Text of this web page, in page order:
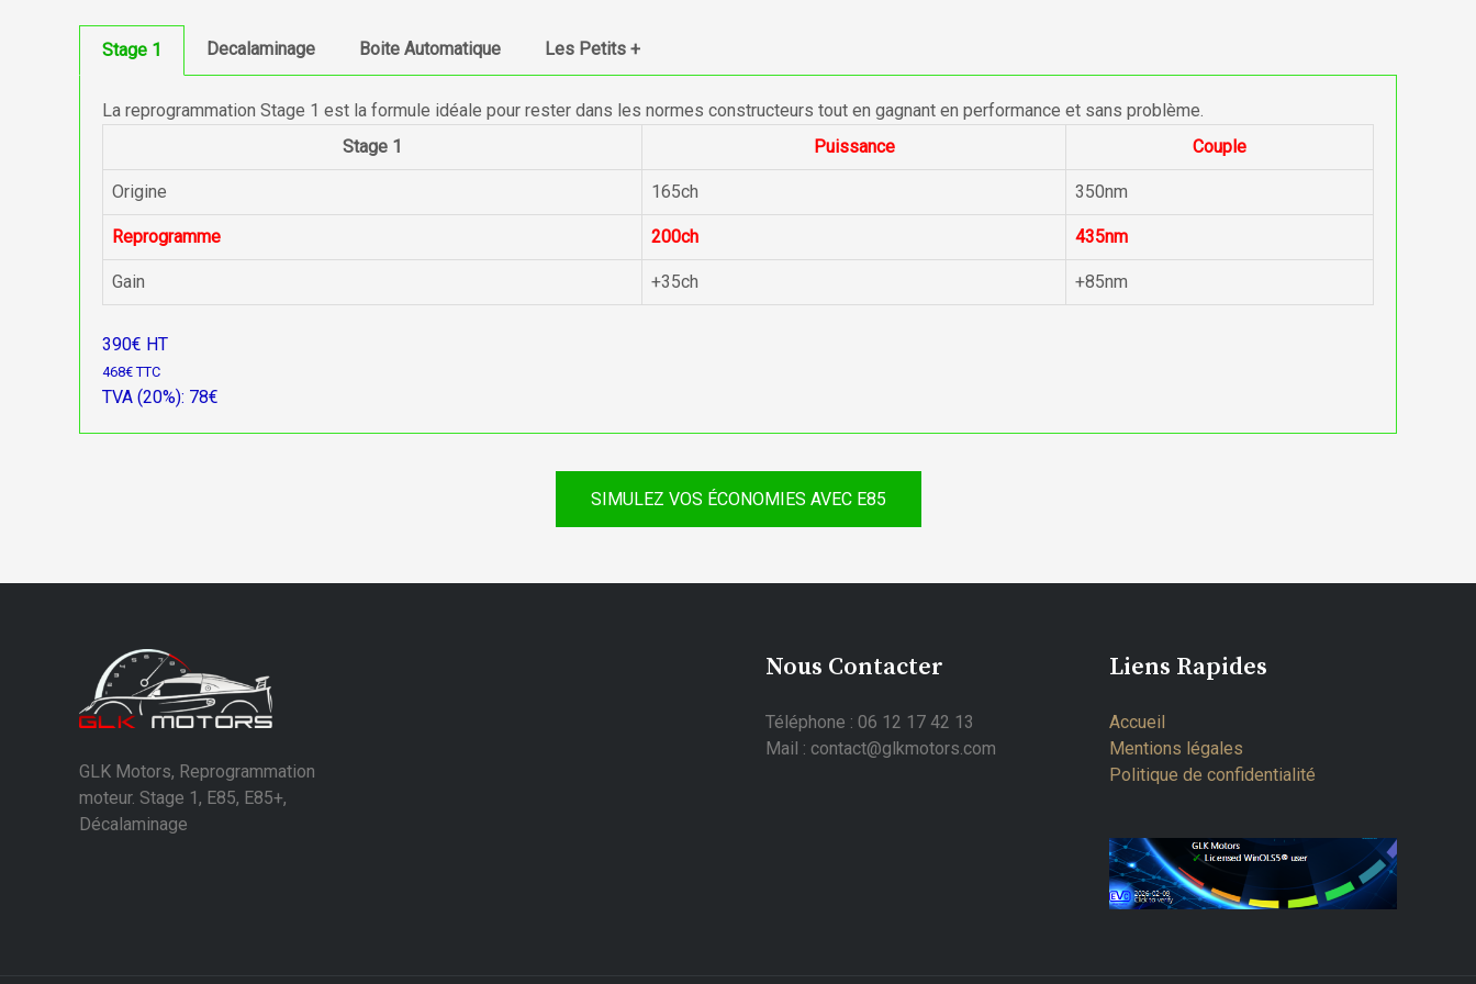
Stage 1 Decalaminage Boite Automatique Les Petits +
La reprogrammation Stage 1 est la formule idéale pour rester dans les normes constructeurs tout en gagnant en performance et sans problème.
Stage 1
Puissance Couple
Origine 165ch 350nm
Reprogramme 200ch 435nm
Gain +35ch +85nm
390€ HT
468€ TTC
TVA (20%): 78€
SIMULEZ VOS ÉCONOMIES AVEC E85
GLK Motors, Reprogrammation
moteur. Stage 1, E85, E85+,
Décalaminage
Nous Contacter
Téléphone : 06 12 17 42 13
Mail : contact@glkmotors.com
Liens Rapides
Accueil
Mentions légales
Politique de confidentialité